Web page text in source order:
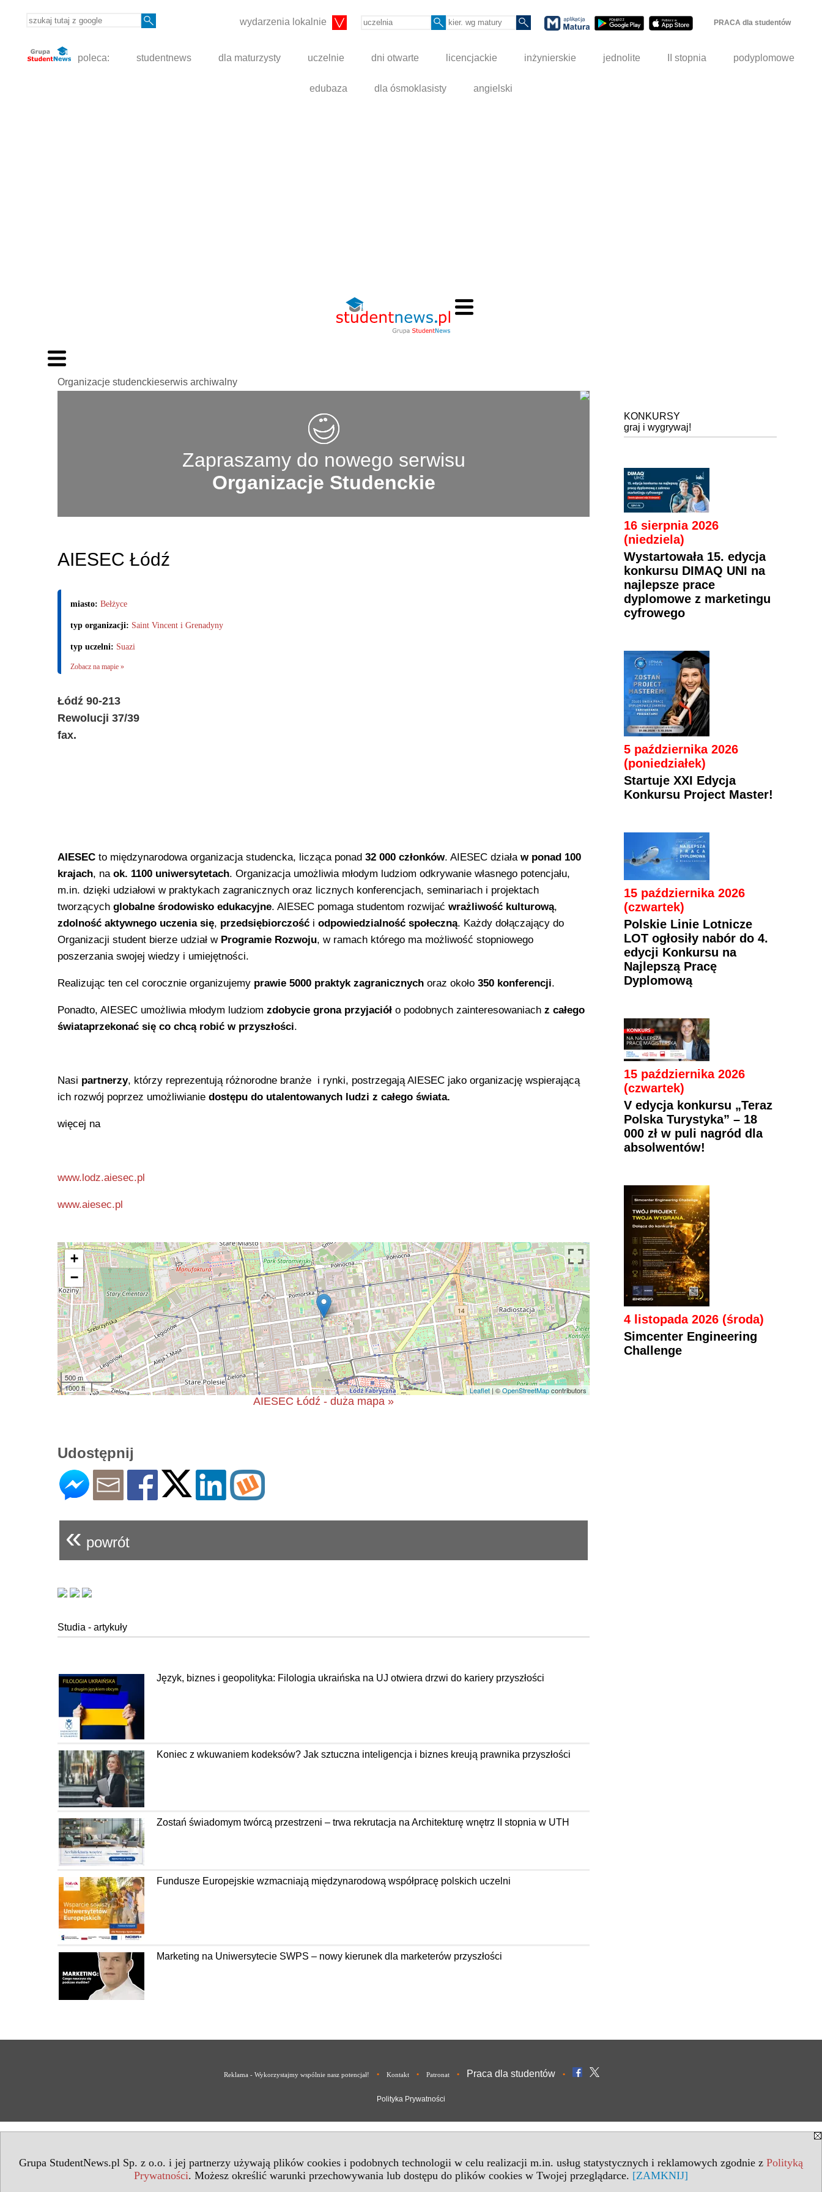
Grupa StudentNews.pl Sp. z o.o. i jej partnerzy używają plików cookies i podobnych technologii w celu realizacji m.in. usług statystycznych i reklamowych zgodnie z Polityką
Prywatności. Możesz określić warunki przechowywania lub dostępu do plików cookies w Twojej przeglądarce. [ZAMKNIJ]
wydarzenia lokalnie PRACA dla studentów
poleca: studentnews dla maturzysty uczelnie dni otwarte licencjackie inżynierskie jednolite II stopnia podyplomowe
edubaza dla ósmoklasisty angielski
Organizacje studenckieserwis archiwalny
Zapraszamy do nowego serwisu
Organizacje Studenckie
AIESEC Łódź
miasto: Bełżyce
typ organizacji: Saint Vincent i Grenadyny
typ uczelni: Suazi
Zobacz na mapie »
Łódź 90-213
Rewolucji 37/39
fax.
AIESEC to międzynarodowa organizacja studencka, licząca ponad 32 000 członków. AIESEC działa w ponad 100
krajach, na ok. 1100 uniwersytetach. Organizacja umożliwia młodym ludziom odkrywanie własnego potencjału,
m.in. dzięki udziałowi w praktykach zagranicznych oraz licznych konferencjach, seminariach i projektach
tworzących globalne środowisko edukacyjne. AIESEC pomaga studentom rozwijać wrażliwość kulturową,
zdolność aktywnego uczenia się, przedsiębiorczość i odpowiedzialność społeczną. Każdy dołączający do
Organizacji student bierze udział w Programie Rozwoju, w ramach którego ma możliwość stopniowego
poszerzania swojej wiedzy i umiejętności.
Realizując ten cel corocznie organizujemy prawie 5000 praktyk zagranicznych oraz około 350 konferencji.
Ponadto, AIESEC umożliwia młodym ludziom zdobycie grona przyjaciół o podobnych zainteresowaniach z całego
świataprzekonać się co chcą robić w przyszłości.
Nasi partnerzy, którzy reprezentują różnorodne branże i rynki, postrzegają AIESEC jako organizację wspierającą
ich rozwój poprzez umożliwianie dostępu do utalentowanych ludzi z całego świata.
więcej na
www.lodz.aiesec.pl
www.aiesec.pl
+
−
500 m
1000 ft
Leaflet| ©OpenStreetMapcontributors
AIESEC Łódź - duża mapa »
Udostępnij
« powrót
Studia - artykuły
Język, biznes i geopolityka: Filologia ukraińska na UJ otwiera drzwi do kariery przyszłości
Koniec z wkuwaniem kodeksów? Jak sztuczna inteligencja i biznes kreują prawnika przyszłości
Zostań świadomym twórcą przestrzeni – trwa rekrutacja na Architekturę wnętrz II stopnia w UTH
Fundusze Europejskie wzmacniają międzynarodową współpracę polskich uczelni
Marketing na Uniwersytecie SWPS – nowy kierunek dla marketerów przyszłości
KONKURSY
graj i wygrywaj!
16 sierpnia 2026
(niedziela)
Wystartowała 15. edycja
konkursu DIMAQ UNI na
najlepsze prace
dyplomowe z marketingu
cyfrowego
5 października 2026
(poniedziałek)
Startuje XXI Edycja
Konkursu Project Master!
15 października 2026
(czwartek)
Polskie Linie Lotnicze
LOT ogłosiły nabór do 4.
edycji Konkursu na
Najlepszą Pracę
Dyplomową
15 października 2026
(czwartek)
V edycja konkursu „Teraz
Polska Turystyka” – 18
000 zł w puli nagród dla
absolwentów!
4 listopada 2026 (środa)
Simcenter Engineering
Challenge
Reklama - Wykorzystajmy wspólnie nasz potencjał! • Kontakt • Patronat • Praca dla studentów •
Polityka Prywatności